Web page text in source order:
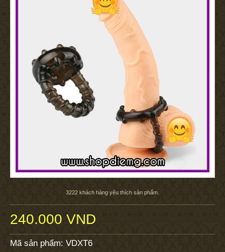
3222 khách hàng yêu thích sản phẩm.
240.000 VND
Mã sản phẩm: VDXT6